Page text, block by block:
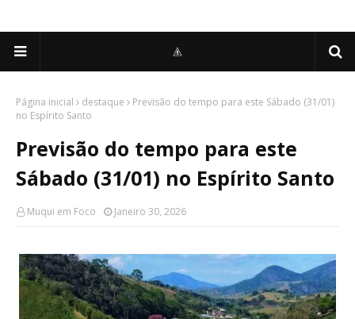
Página inicial destaque
Previsão do tempo para este Sábado (31/01)
no Espírito Santo
Previsão do tempo para este
Sábado (31/01) no Espírito Santo
Muqui em Foco Janeiro 30, 2026